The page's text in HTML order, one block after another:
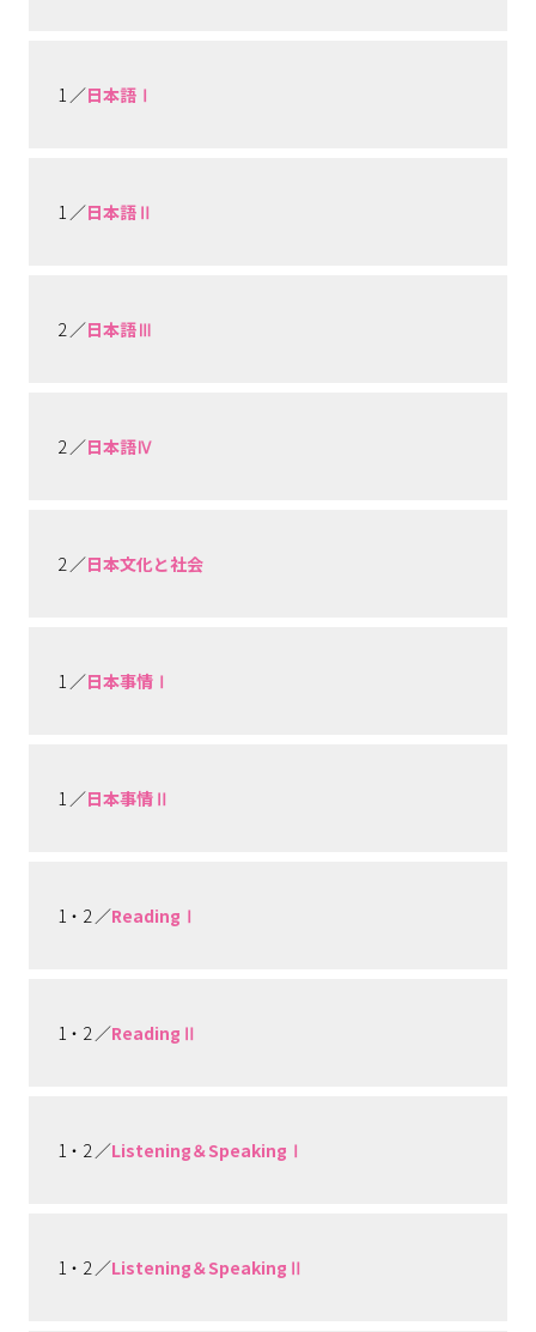
1 ／日本語Ⅰ
1 ／日本語Ⅱ
2 ／日本語Ⅲ
2 ／日本語Ⅳ
2 ／日本文化と社会
1 ／日本事情Ⅰ
1 ／日本事情Ⅱ
1・2 ／ReadingⅠ
1・2 ／ReadingⅡ
1・2 ／Listening＆SpeakingⅠ
1・2 ／Listening＆SpeakingⅡ